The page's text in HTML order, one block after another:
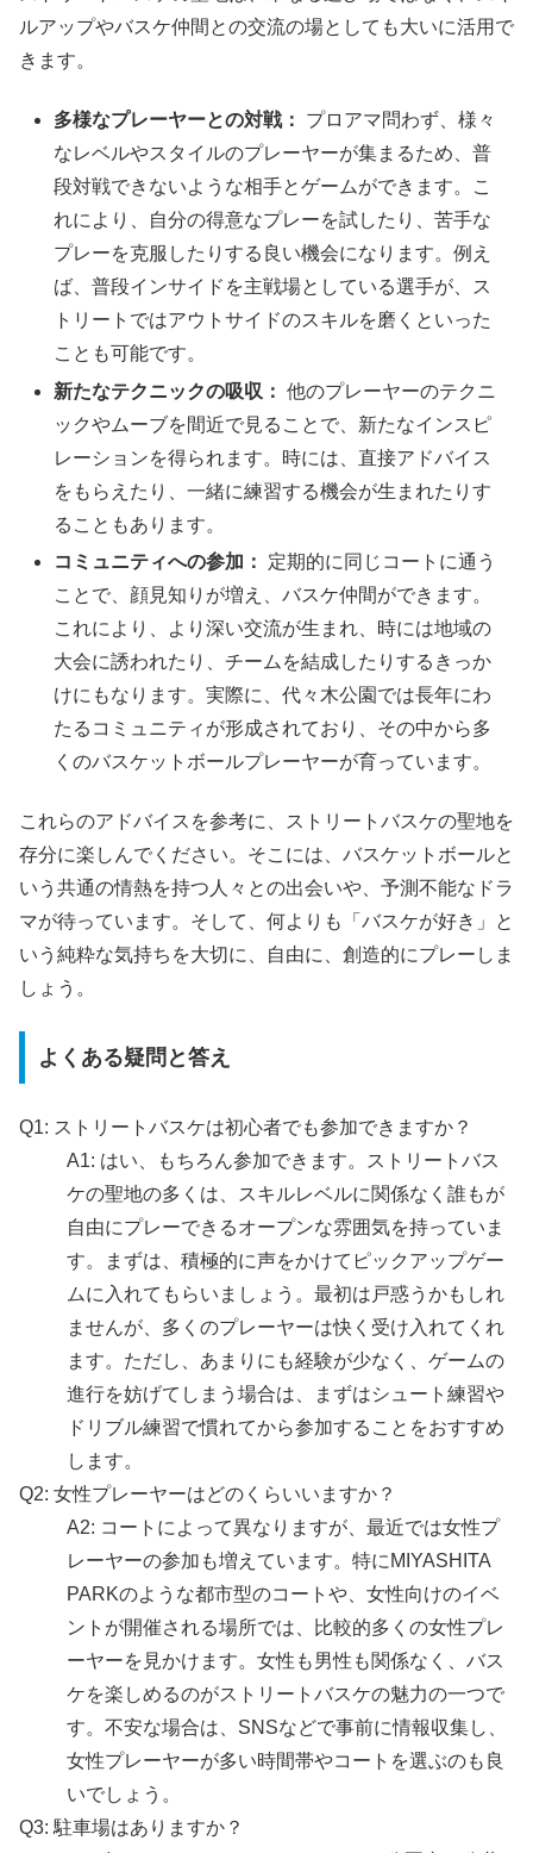
ルアップやバスケ仲間との交流の場としても大いに活用で
きます。
多様なプレーヤーとの対戦：
プロアマ問わず、様々
なレベルやスタイルのプレーヤーが集まるため、普
段対戦できないような相手とゲームができます。こ
れにより、自分の得意なプレーを試したり、苦手な
プレーを克服したりする良い機会になります。例え
ば、普段インサイドを主戦場としている選手が、ス
トリートではアウトサイドのスキルを磨くといった
ことも可能です。
新たなテクニックの吸収： 他のプレーヤーのテクニ
ックやムーブを間近で見ることで、新たなインスピ
レーションを得られます。時には、直接アドバイス
をもらえたり、一緒に練習する機会が生まれたりす
ることもあります。
コミュニティへの参加：
定期的に同じコートに通う
ことで、顔見知りが増え、バスケ仲間ができます。
これにより、より深い交流が生まれ、時には地域の
大会に誘われたり、チームを結成したりするきっか
けにもなります。実際に、代々木公園では長年にわ
たるコミュニティが形成されており、その中から多
くのバスケットボールプレーヤーが育っています。
これらのアドバイスを参考に、ストリートバスケの聖地を
存分に楽しんでください。そこには、バスケットボールと
いう共通の情熱を持つ人々との出会いや、予測不能なドラ
マが待っています。そして、何よりも「バスケが好き」と
いう純粋な気持ちを大切に、自由に、創造的にプレーしま
しょう。
よくある疑問と答え
Q1: ストリートバスケは初心者でも参加できますか？
A1: はい、もちろん参加できます。ストリートバス
ケの聖地の多くは、スキルレベルに関係なく誰もが
自由にプレーできるオープンな雰囲気を持っていま
す。まずは、積極的に声をかけてピックアップゲー
ムに入れてもらいましょう。最初は戸惑うかもしれ
ませんが、多くのプレーヤーは快く受け入れてくれ
ます。ただし、あまりにも経験が少なく、ゲームの
進行を妨げてしまう場合は、まずはシュート練習や
ドリブル練習で慣れてから参加することをおすすめ
します。
Q2: 女性プレーヤーはどのくらいいますか？
A2: コートによって異なりますが、最近では女性プ
レーヤーの参加も増えています。特にMIYASHITA
PARKのような都市型のコートや、女性向けのイベ
ントが開催される場所では、比較的多くの女性プレ
ーヤーを見かけます。女性も男性も関係なく、バス
ケを楽しめるのがストリートバスケの魅力の一つで
す。不安な場合は、SNSなどで事前に情報収集し、
女性プレーヤーが多い時間帯やコートを選ぶのも良
いでしょう。
Q3: 駐車場はありますか？